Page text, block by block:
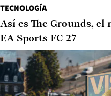
TECNOLOGÍA
Así es The Grounds,
EA Sports FC 27